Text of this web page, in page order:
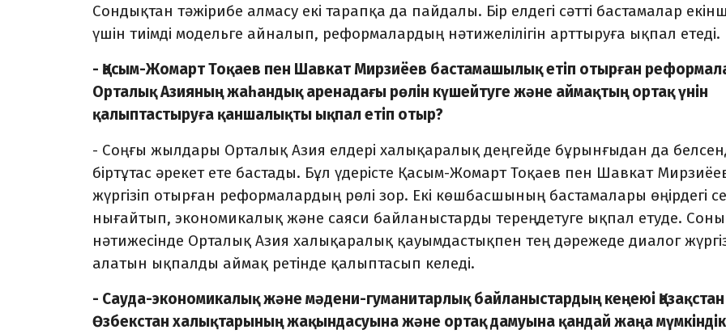
Сондықтан тәжірибе алмасу екі тарапқа да пайдалы. Бір елдегі сәтті бастамалар
үшін тиімді модельге айналып, реформалардың нәтижелілігін арттыруға ықпал етеді.
- Қасым-Жомарт Тоқаев пен Шавкат Мирзиёев бастамашылық етіп отырған
Орталық Азияның жаһандық аренадағы рөлін күшейтуге және аймақтың ортақ үнін
қалыптастыруға қаншалықты ықпал етіп отыр?
- Соңғы жылдары Орталық Азия елдері халықаралық деңгейде бұрынғыдан да
біртұтас әрекет ете бастады. Бұл үдерісте Қасым-Жомарт Тоқаев пен Шавкат
жүргізіп отырған реформалардың рөлі зор. Екі көшбасшының бастамалары өңірдегі
нығайтып, экономикалық және саяси байланыстарды тереңдетуге ықпал етуде.
нәтижесінде Орталық Азия халықаралық қауымдастықпен тең дәрежеде диалог
алатын ықпалды аймақ ретінде қалыптасып келеді.
- Сауда-экономикалық және мәдени-гуманитарлық байланыстардың кеңеюі
Өзбекстан халықтарының жақындасуына және ортақ дамуына қандай жаңа